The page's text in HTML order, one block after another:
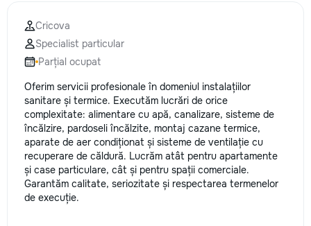
Cricova
Specialist particular
Parțial ocupat
Oferim servicii profesionale în domeniul instalațiilor
sanitare și termice. Executăm lucrări de orice
complexitate: alimentare cu apă, canalizare, sisteme de
încălzire, pardoseli încălzite, montaj cazane termice,
aparate de aer condiționat și sisteme de ventilație cu
recuperare de căldură. Lucrăm atât pentru apartamente
și case particulare, cât și pentru spații comerciale.
Garantăm calitate, seriozitate și respectarea termenelor
de execuție.